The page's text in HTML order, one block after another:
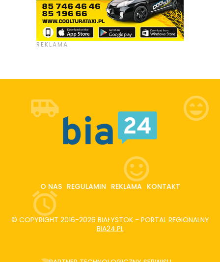
O NAS REGULAMIN REKLAMA KONTAKT
© COPYRIGHT 2016-2026 BIAŁYSTOK - PORTAL REGIONALNY
BIA24.PL